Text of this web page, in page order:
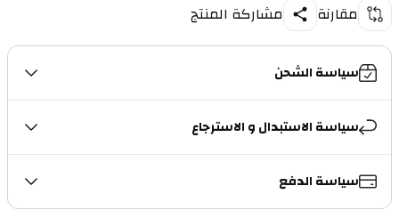
مقارنة مشاركة المنتج
سياسة الشحن
سياسة الاستبدال و الاسترجاع
سياسة الدفع